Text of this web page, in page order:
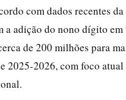
com dados recentes
a adição do nono dígito
de 200 milhões para
2025-2026, com foco